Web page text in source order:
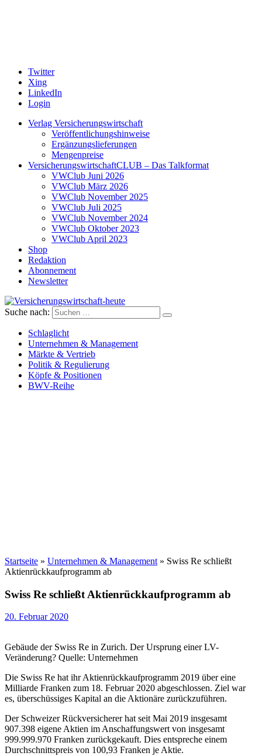
Twitter
Xing
LinkedIn
Login
Verlag Versicherungswirtschaft
Veröffentlichungshinweise
Ergänzungslieferungen
Mengenpreise
VersicherungswirtschaftCLUB – Das Talkformat
VWClub Juni 2026
VWClub März 2026
VWClub November 2025
VWClub Juli 2025
VWClub November 2024
VWClub Oktober 2023
VWClub April 2023
Shop
Redaktion
Abonnement
Newsletter
Versicherungswirtschaft-heute
Suche nach:
Schlaglicht
Unternehmen & Management
Märkte & Vertrieb
Politik & Regulierung
Köpfe & Positionen
BWV-Reihe
Startseite » Unternehmen & Management » Swiss Re schließt
Aktienrückkaufprogramm ab
Swiss Re schließt Aktienrückkaufprogramm ab
20. Februar 2020
Gebäude der Swiss Re in Zurich. Der Ursprung einer LV-
Veränderung? Quelle: Unternehmen
Die Swiss Re hat ihr Aktienrückkaufprogramm 2019 über eine
Milliarde Franken zum 18. Februar 2020 abgeschlossen. Ziel war
es, überschüssiges Kapital an die Aktionäre zurückzuführen.
Der Schweizer Rückversicherer hat seit Mai 2019 insgesamt
907.398 eigene Aktien im Anschaffungswert von insgesamt
999.999.970 Franken zurückgekauft. Dies entspreche einem
Durchschnittspreis von 100,93 Franken je Aktie.